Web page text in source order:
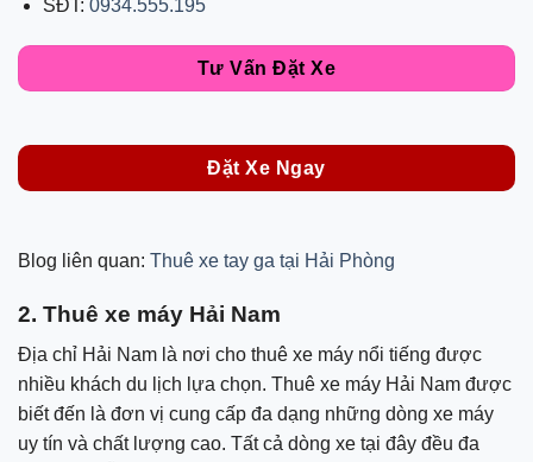
SĐT: 0934.555.195
Tư Vấn Đặt Xe
Đặt Xe Ngay
Blog liên quan: Thuê xe tay ga tại Hải Phòng
2. Thuê xe máy Hải Nam
Địa chỉ Hải Nam là nơi cho thuê xe máy nổi tiếng được
nhiều khách du lịch lựa chọn. Thuê xe máy Hải Nam được
biết đến là đơn vị cung cấp đa dạng những dòng xe máy
uy tín và chất lượng cao. Tất cả dòng xe tại đây đều đa